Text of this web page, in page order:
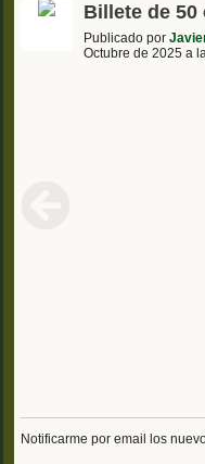
Billete de 50
Publicado por
Octubre de 2025 a
Notificarme por email los